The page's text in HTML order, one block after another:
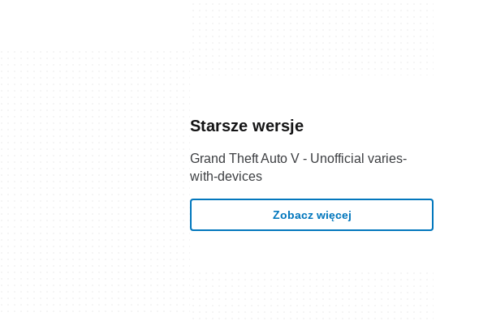
Starsze wersje
Grand Theft Auto V - Unofficial varies-
with-devices
Zobacz więcej